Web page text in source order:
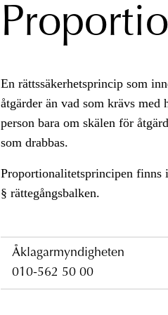
En rättssäkerhetsprincip som
åtgärder än vad som krävs
person bara om skälen för
som drabbas.
Proportionalitetsprincipen finns
§ rättegångsbalken.
Åklagarmyndigheten
010-562 50 00